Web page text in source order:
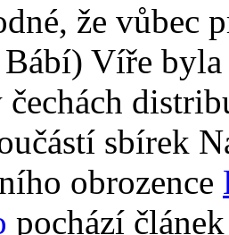
že vůbec
Bábí) Víře
čechách
sbírek
obrozence
pochází